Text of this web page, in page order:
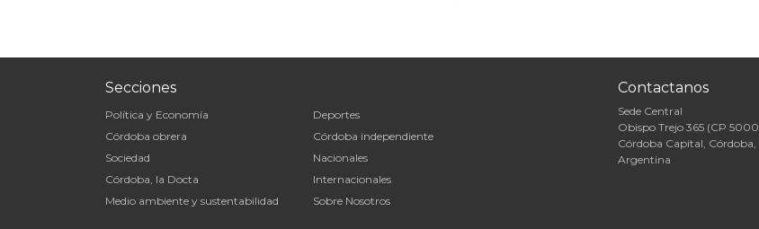
Secciones
Política y Economía
Córdoba obrera
Sociedad
Córdoba, la Docta
Medio ambiente y sustentabilidad
Deportes
Córdoba independiente
Nacionales
Internacionales
Sobre Nosotros
Contactanos
Sede Central
Obispo Trejo 365 (CP
Córdoba Capital, Córdoba,
Argentina